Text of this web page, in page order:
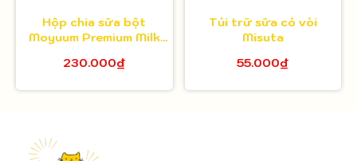
Hộp chia sữa bột
Moyuum Premium Milk
ngăn
230.000₫
Túi trữ sữa có vòi
Misuta
55.000₫